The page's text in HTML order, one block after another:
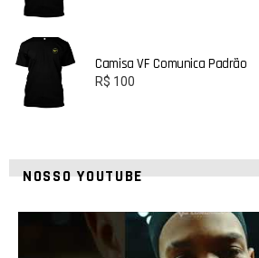
Camisa VF Comunica Padrão
R$ 100
NOSSO YOUTUBE